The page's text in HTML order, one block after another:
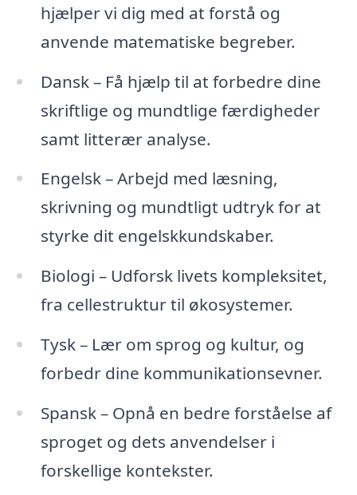
hjælper vi dig med at forstå og
anvende matematiske begreber.
Dansk – Få hjælp til at forbedre dine
skriftlige og mundtlige færdigheder
samt litterær analyse.
Engelsk – Arbejd med læsning,
skrivning og mundtligt udtryk for at
styrke dit engelskkundskaber.
Biologi – Udforsk livets kompleksitet,
fra cellestruktur til økosystemer.
Tysk – Lær om sprog og kultur, og
forbedr dine kommunikationsevner.
Spansk – Opnå en bedre forståelse af
sproget og dets anvendelser i
forskellige kontekster.